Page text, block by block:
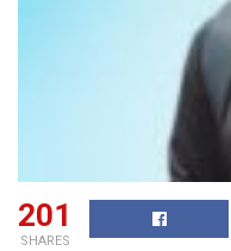
201
SHARES